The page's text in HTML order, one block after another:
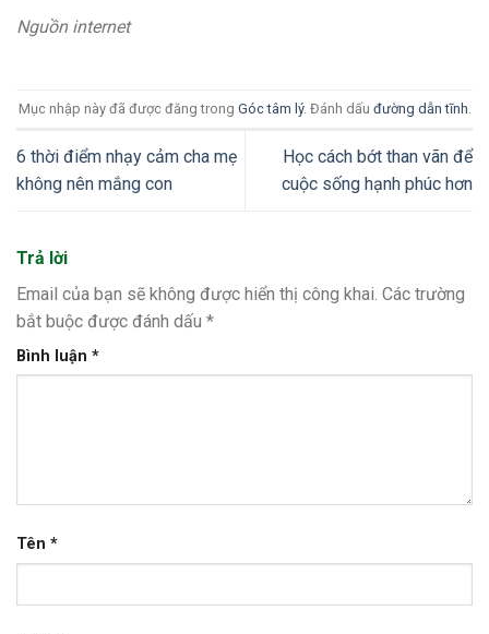
Nguồn internet
Mục nhập này đã được đăng trong Góc tâm lý. Đánh dấu đường dẫn tĩnh
6 thời điểm nhạy cảm cha mẹ
không nên mắng con
Học cách bớt than vãn để
cuộc sống hạnh phúc hơn
Trả lời
Email của bạn sẽ không được hiển thị công khai. Các trường
bắt buộc được đánh dấu *
Bình luận *
Tên *